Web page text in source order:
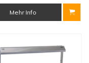
Mehr Info